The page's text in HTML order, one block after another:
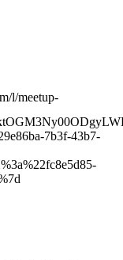
l/meetup-
7b3f-43b7-